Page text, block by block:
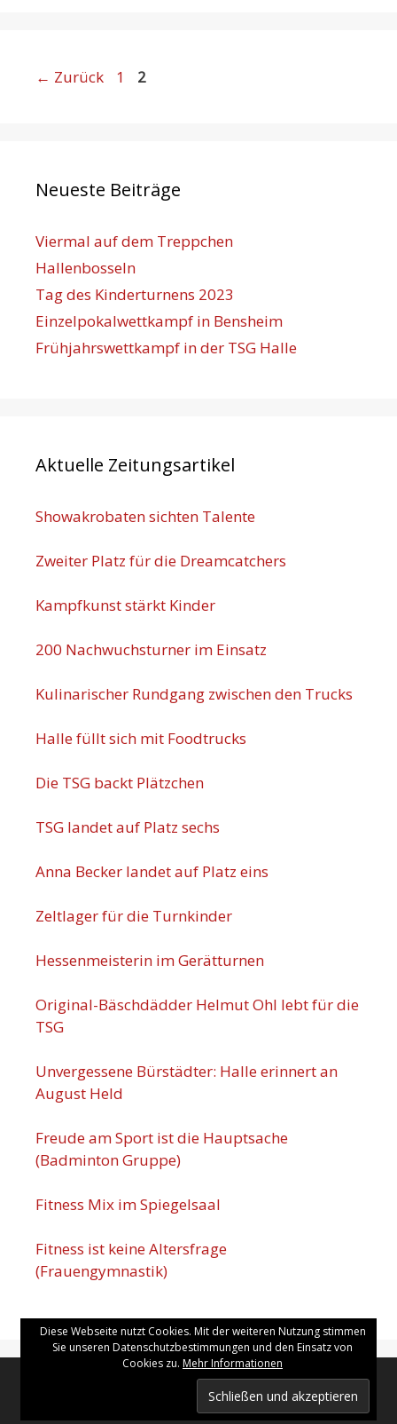
Diese Webseite nutzt Cookies. Mit der weiteren Nutzung stimmen
Sie unseren Datenschutzbestimmungen und den Einsatz von
Cookies zu. Mehr Informationen
← Zurück Seite
1 Seite
2
Neueste Beiträge
Viermal auf dem Treppchen
Hallenbosseln
Tag des Kinderturnens 2023
Einzelpokalwettkampf in Bensheim
Frühjahrswettkampf in der TSG Halle
Aktuelle Zeitungsartikel
Showakrobaten sichten Talente
Zweiter Platz für die Dreamcatchers
Kampfkunst stärkt Kinder
200 Nachwuchsturner im Einsatz
Kulinarischer Rundgang zwischen den Trucks
Halle füllt sich mit Foodtrucks
Die TSG backt Plätzchen
TSG landet auf Platz sechs
Anna Becker landet auf Platz eins
Zeltlager für die Turnkinder
Hessenmeisterin im Gerätturnen
Original-Bäschdädder Helmut Ohl lebt für die
TSG
Unvergessene Bürstädter: Halle erinnert an
August Held
Freude am Sport ist die Hauptsache
(Badminton Gruppe)
Fitness Mix im Spiegelsaal
Fitness ist keine Altersfrage
(Frauengymnastik)
Copyright © TSG Bürstadt 2026 |Kontakt|
Datenschutzerklärung|Impressum